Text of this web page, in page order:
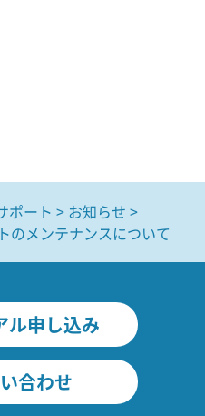
ポート
お知らせ
のメンテナンスについて
ル申し込み
合わせ